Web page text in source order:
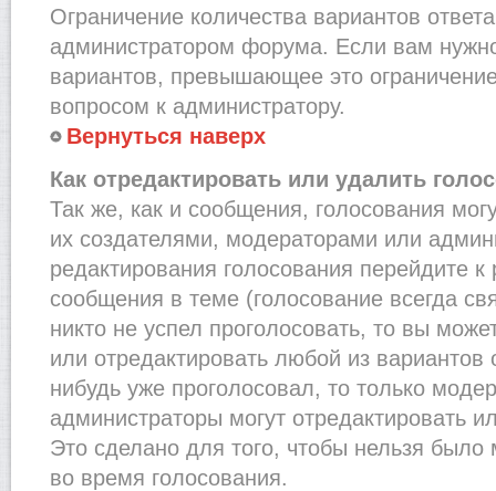
Ограничение количества вариантов
администратором форума. Если вам
вариантов, превышающее это
вопросом к администратору.
Вернуться наверх
Как отредактировать или удалить
Так же, как и сообщения, голосования
их создателями, модераторами или
редактирования голосования перейдите
сообщения в теме (голосование всегда
никто не успел проголосовать, то вы
или отредактировать любой из вариантов
нибудь уже проголосовал, то только
администраторы могут отредактировать
Это сделано для того, чтобы нельзя было
во время голосования.